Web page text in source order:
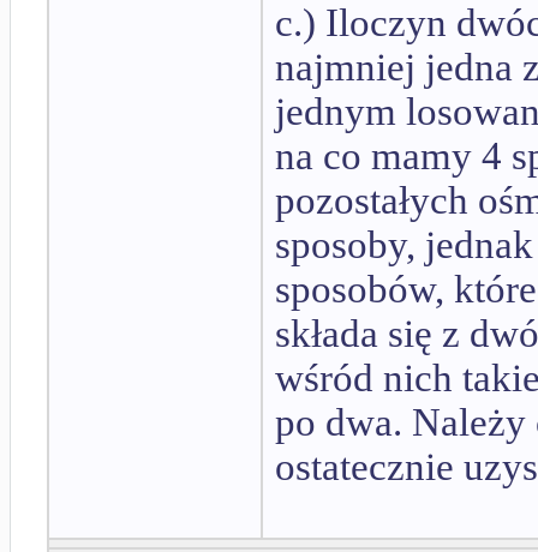
c.) Iloczyn
najmniej jedna
jednym
na co mamy 4
pozostałych
sposoby,
sposobów,
składa się z
wśród nich
po dwa.
ostatecznie